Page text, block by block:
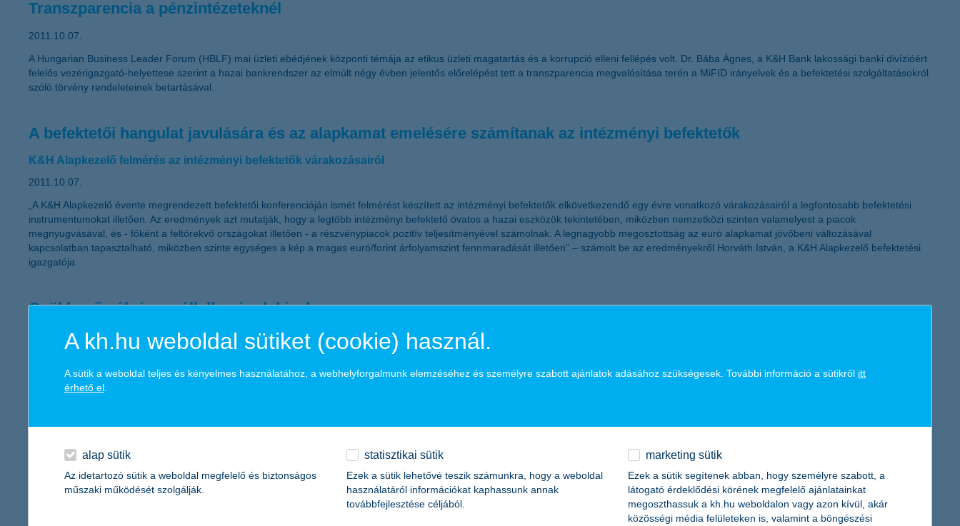
Transzparencia a pénzintézeteknél
2011.10.07.
A Hungarian Business Leader Forum (HBLF) mai üzleti ebédjének központi témája az etikus üzleti magatartás és a korrupció elleni fellépés volt. Dr. Bába Ágnes, a K&H Bank lakossági banki divízióért
felelős vezérigazgató-helyettese szerint a hazai bankrendszer az elmúlt négy évben jelentős előrelépést tett a transzparencia megvalósítása terén a MiFID irányelvek és a befektetési szolgáltatásokról
szóló törvény rendeleteinek betartásával.
A befektetői hangulat javulására és az alapkamat emelésére számítanak az intézményi befektetők
K&H Alapkezelő felmérés az intézményi befektetők várakozásairól
2011.10.07.
„A K&H Alapkezelő évente megrendezett befektetői konferenciáján ismét felmérést készített az intézményi befektetők elkövetkezendő egy évre vonatkozó várakozásairól a legfontosabb befektetési
instrumentumokat illetően. Az eredmények azt mutatják, hogy a legtöbb intézményi befektető óvatos a hazai eszközök tekintetében, miközben nemzetközi szinten valamelyest a piacok
megnyugvásával, és - főként a feltörekvő országokat illetően - a részvénypiacok pozitív teljesítményével számolnak. A legnagyobb megosztottság az euró alapkamat jövőbeni változásával
kapcsolatban tapasztalható, miközben szinte egységes a kép a magas euró/forint árfolyamszint fennmaradását illetően” – számolt be az eredményekről Horváth István, a K&H Alapkezelő befektetési
igazgatója.
Csökkenő pályán a vállalkozások bizalma
2011.10.06.
harmadik negyedéves értéke jelenleg -26 ponton áll, ami gyakorlatilag a két éve ilyenkor tapasztalt várakozásoknak felel meg. A bizalmi index csökkenése mögött leginkább az áll, hogy a vállalkozások
a következő egy évben a közterhek, valamint a vállalati hitelek növekedésével számolnak, de szinte az összes részindex kisebb-nagyobb mértékű csökkenést mutat”– mondta el Németh László, a K&H
November második felétől igényelhető a K&H SZÉP Kártya
2011.09.30.
2011. október 3-tól a K&H megkezdi a Széchenyi Pihenő (SZÉP) Kártyával kapcsolatban az ügyfél tájékoztatást. A kártya szerződések megkötésére november 15. után nyílik lehetőség.
A kh.hu weboldal sütiket (cookie) használ.
A sütik a weboldal teljes és kényelmes használatához, a webhelyforgalmunk elemzéséhez és személyre szabott ajánlatok adásához szükségesek. További információ a sütikről itt
érhető el
alap sütik
Az idetartozó sütik a weboldal megfelelő és biztonságos
műszaki működését szolgálják.
statisztikai sütik
Ezek a sütik lehetővé teszik számunkra, hogy a weboldal
használatáról információkat kaphassunk annak
továbbfejlesztése céljából.
marketing sütik
Ezek a sütik segítenek abban, hogy személyre szabott, a
látogató érdeklődési körének megfelelő ajánlatainkat
megoszthassuk a kh.hu weboldalon vagy azon kívül, akár
közösségi média felületeken is, valamint a böngészési